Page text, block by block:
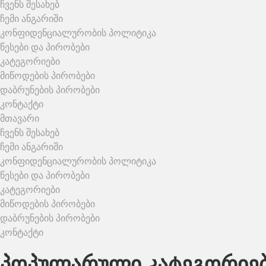
ჩვენს შესახებ
ჩემი ანგარიში
კონფიდენციალურობის პოლიტიკა
წესები და პირობები
კატეგორიები
მიწოდების პირობები
დაბრუნების პირობები
კონტაქტი
მთავარი
ჩვენს შესახებ
ჩემი ანგარიში
კონფიდენციალურობის პოლიტიკა
წესები და პირობები
კატეგორიები
მიწოდების პირობები
დაბრუნების პირობები
კონტაქტი